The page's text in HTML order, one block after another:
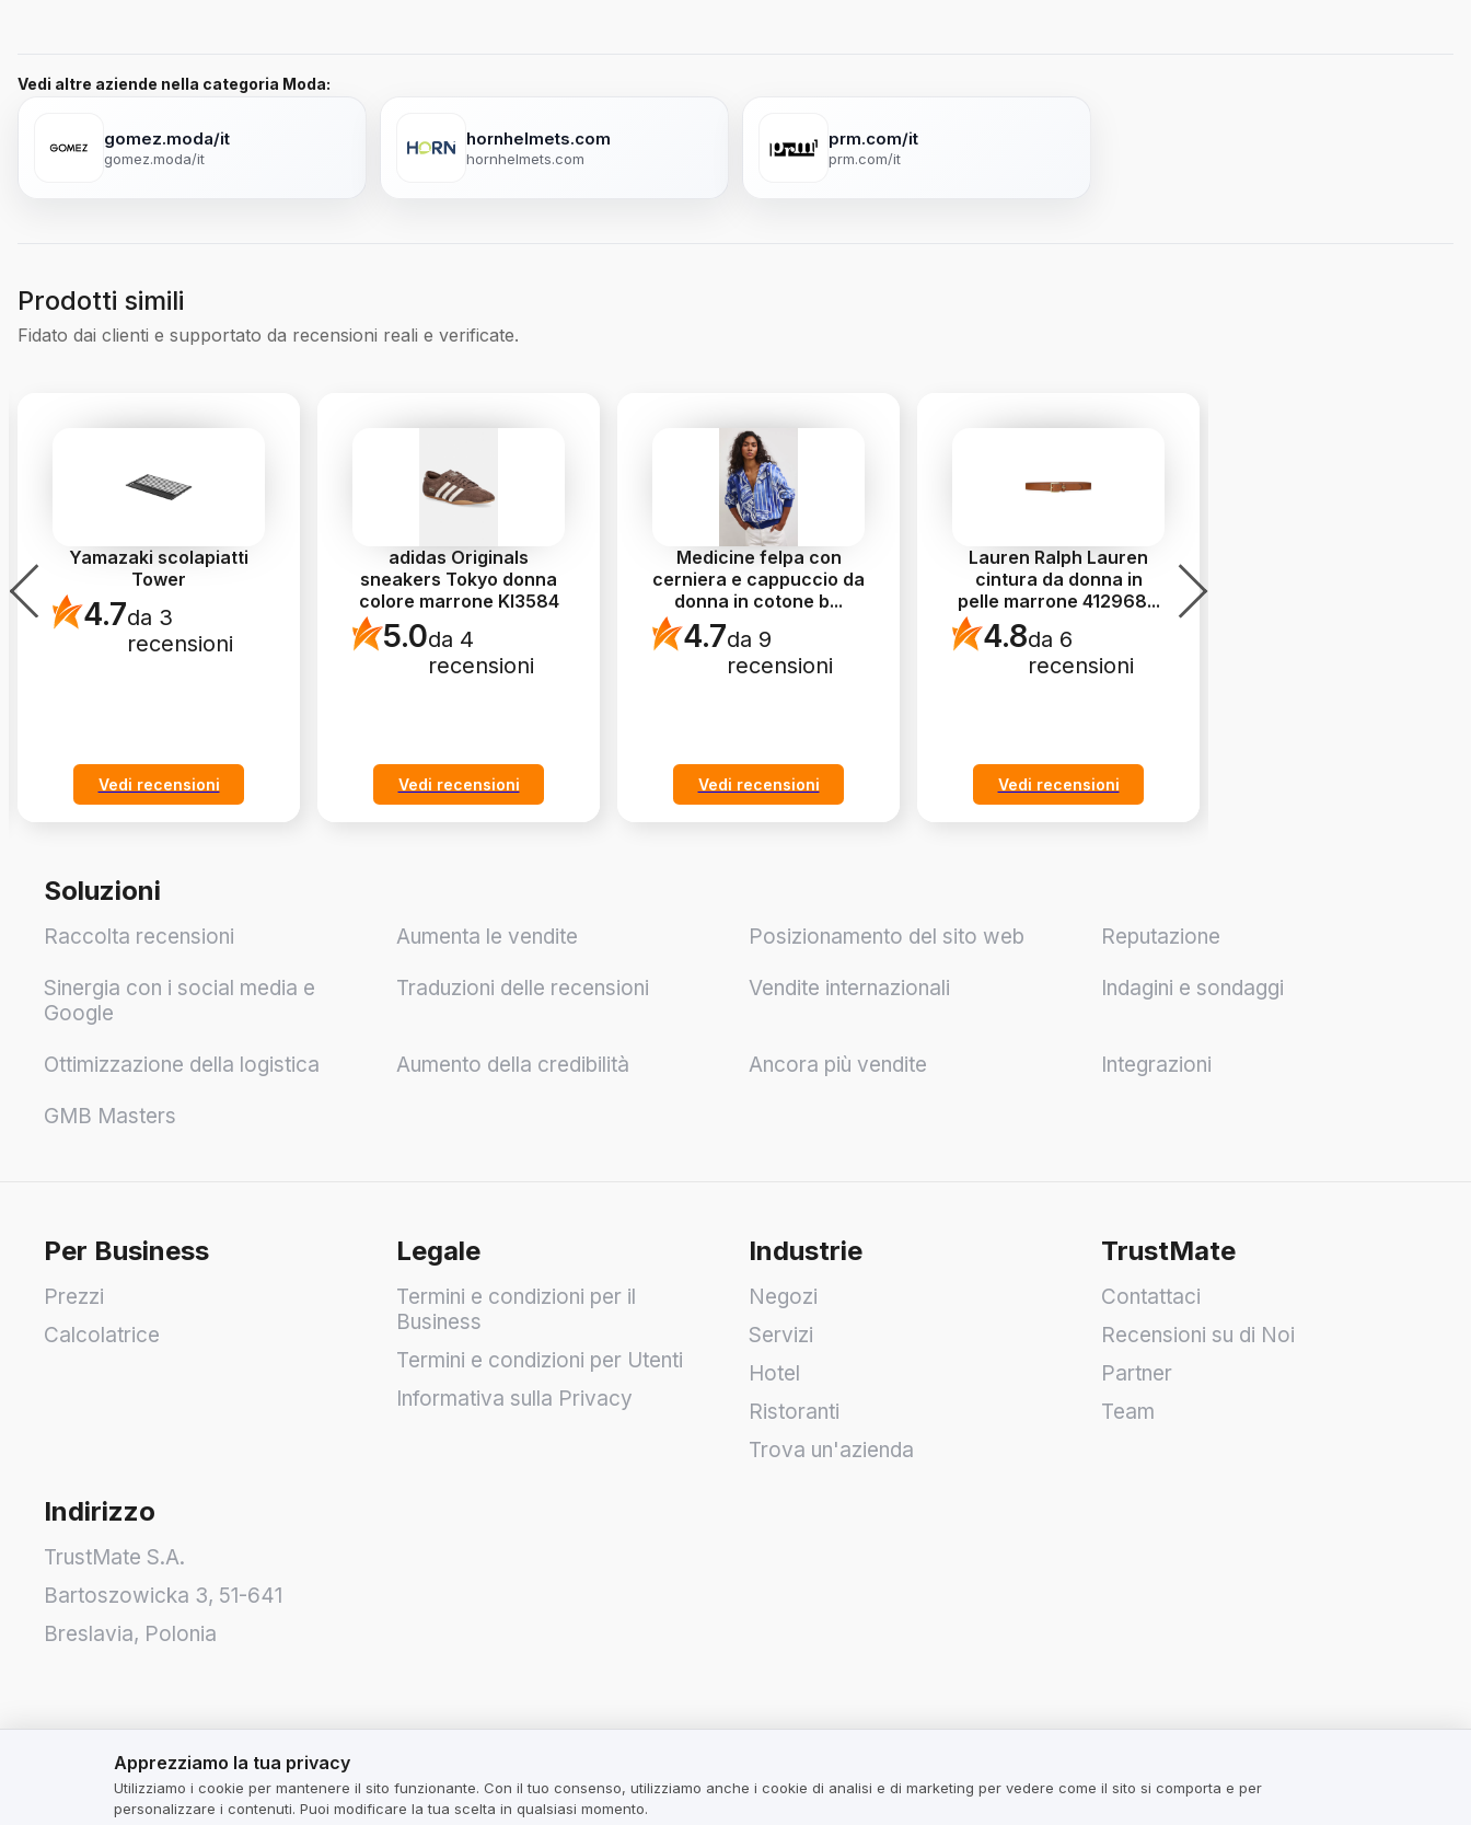
Vedi altre aziende nella categoria Moda:
gomez.moda/it
gomez.moda/it
hornhelmets.com
hornhelmets.com
prm.com/it
prm.com/it
Prodotti simili
Fidato dai clienti e supportato da recensioni reali e verificate.
Yamazaki scolapiatti
Tower
4.7da 3
recensioni
Vedi recensioni
adidas Originals
sneakers Tokyo donna
colore marrone KI3584
5.0da 4
recensioni
Vedi recensioni
Medicine felpa con
cerniera e cappuccio da
donna in cotone b...
4.7da 9
recensioni
Vedi recensioni
Lauren Ralph Lauren
cintura da donna in
pelle marrone 412968...
4.8da 6
recensioni
Vedi recensioni
Soluzioni
Raccolta recensioni Aumenta le vendite Posizionamento del sito web Reputazione
Sinergia con i social media e
Google
Traduzioni delle recensioni Vendite internazionali Indagini e sondaggi
Ottimizzazione della logistica Aumento della credibilità Ancora più vendite Integrazioni
GMB Masters
Per Business
Prezzi
Calcolatrice
Legale
Termini e condizioni per il
Business
Termini e condizioni per Utenti
Informativa sulla Privacy
Industrie
Negozi
Servizi
Hotel
Ristoranti
Trova un'azienda
TrustMate
Contattaci
Recensioni su di Noi
Partner
Team
Indirizzo
TrustMate S.A.
Bartoszowicka 3, 51-641
Breslavia, Polonia
Apprezziamo la tua privacy
Utilizziamo i cookie per mantenere il sito funzionante. Con il tuo consenso, utilizziamo anche i cookie di analisi e di marketing per vedere come il sito si comporta e per
personalizzare i contenuti. Puoi modificare la tua scelta in qualsiasi momento.